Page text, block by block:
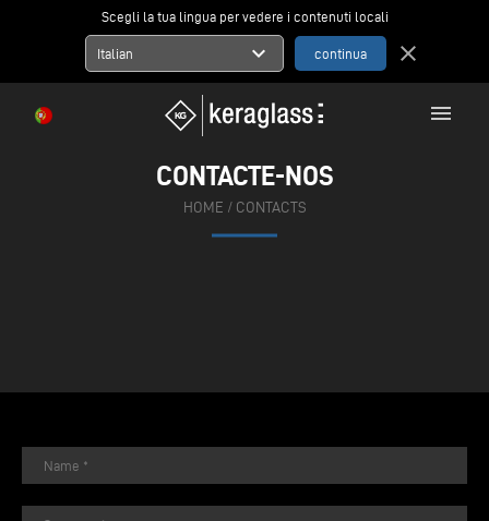
Scegli la tua lingua per vedere i contenuti locali
Italian expand_more close
menu
CONTACTE-NOS
HOME / CONTACTS